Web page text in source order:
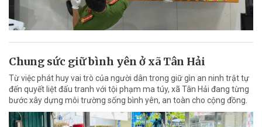
Chung sức giữ bình yên ở xã Tân Hải
Từ việc phát huy vai trò của người dân trong giữ gìn an ninh trật tự
đến quyết liệt đấu tranh với tội phạm ma túy, xã Tân Hải đang từng
bước xây dựng môi trường sống bình yên, an toàn cho cộng đồng.